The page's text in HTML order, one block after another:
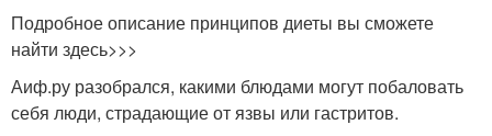
Подробное описание принципов диеты вы сможете
найти здесь>>>
Аиф.ру разобрался, какими блюдами могут побаловать
себя люди, страдающие от язвы или гастритов.